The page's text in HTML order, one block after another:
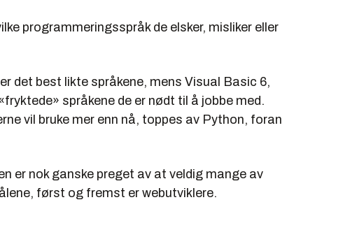
programmeringsspråk de elsker, misliker eller
det best likte språkene, mens Visual Basic 6,
språkene de er nødt til å jobbe med.
vil bruke mer enn nå, toppes av Python, foran
er nok ganske preget av at veldig mange av
først og fremst er webutviklere.